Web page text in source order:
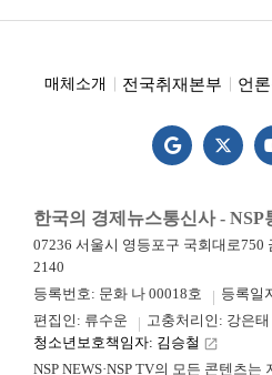
매체소개 전국취재본부 언
한국의 경제뉴스통신사 - NSP
07236 서울시 영등포구 국회대로750
2140
등록번호: 문화 나 00018호
등록일
편집인: 류수운
고충처리인: 강은태
청소년보호책임자: 김승철 launch
NSP NEWS·NSP TV의 모든 콘텐츠